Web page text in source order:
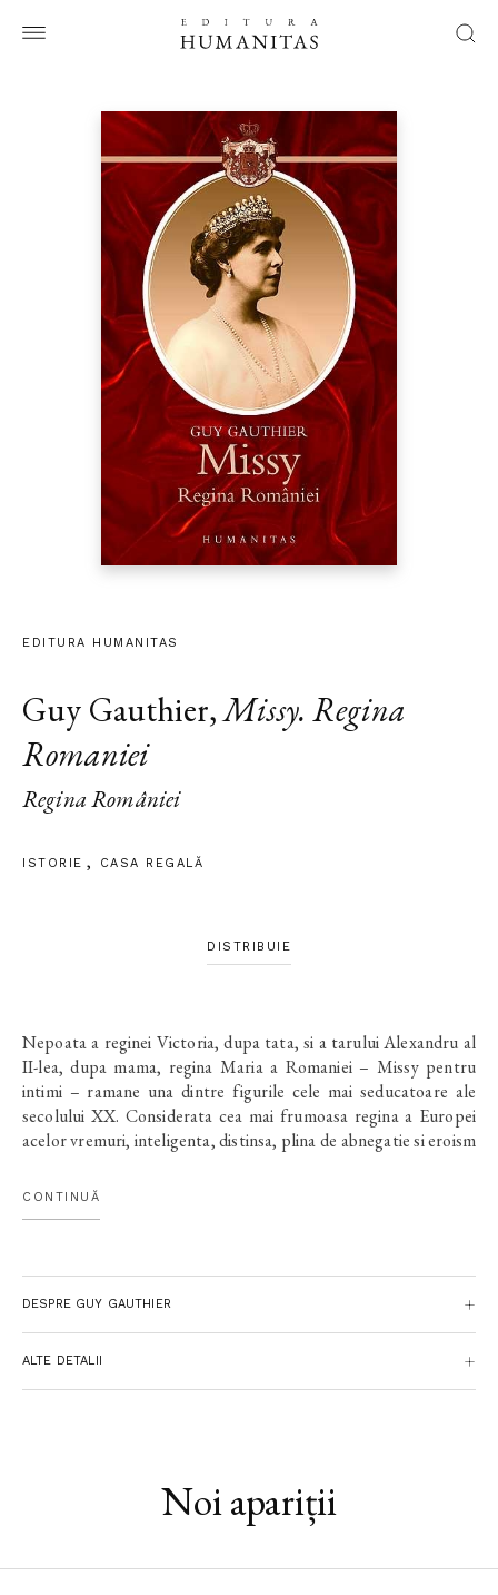
EDITURA HUMANITAS
Guy Gauthier,Missy. Regina
Romaniei
Regina României
ISTORIE CASA REGALĂ
DISTRIBUIE
Nepoata a reginei Victoria, dupa tata, si a tarului Alexandru al
II-lea, dupa mama, regina Maria a Romaniei – Missy pentru
intimi – ramane una dintre figurile cele mai seducatoare ale
secolului XX. Considerata cea mai frumoasa regina a Europei
acelor vremuri, inteligenta, distinsa, plina de abnegatie si eroism
Missy i-a impresionat pe Carol I al Romaniei, pe imparatul
german Wilhelm al II-lea, pe Eduard al VII-lea al Angliei, pe
politica, literatura si arte, dar si in razboi.
CONTINUĂ
DESPRE GUY GAUTHIER
ALTE DETALII
Noi apariții